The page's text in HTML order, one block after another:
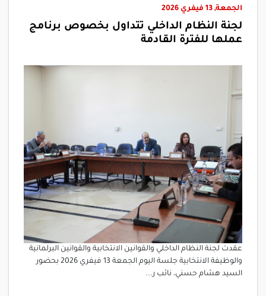
الجمعة, 13 فيفري 2026
لجنة النظام الداخلي تتداول بخصوص برنامج
عملها للفترة القادمة
عقدت لجنة النظام الداخلي والقوانين الانتخابية والقوانين البرلمانية
والوظيفة الانتخابية جلسة اليوم الجمعة 13 فيفري 2026 بحضور
السيد هشام حسني، نائب ر...